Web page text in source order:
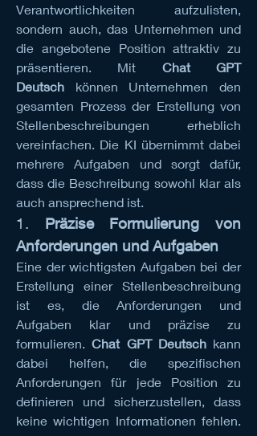
Verantwortlichkeiten aufzulisten,
sondern auch, das Unternehmen und
die angebotene Position attraktiv zu
präsentieren. Mit Chat GPT
Deutsch können Unternehmen den
gesamten Prozess der Erstellung von
Stellenbeschreibungen erheblich
vereinfachen. Die KI übernimmt dabei
mehrere Aufgaben und sorgt dafür,
dass die Beschreibung sowohl klar als
auch ansprechend ist.
1. Präzise Formulierung von
Anforderungen und Aufgaben
Eine der wichtigsten Aufgaben bei der
Erstellung einer Stellenbeschreibung
ist es, die Anforderungen und
Aufgaben klar und präzise zu
formulieren. Chat GPT Deutsch kann
dabei helfen, die spezifischen
Anforderungen für jede Position zu
definieren und sicherzustellen, dass
keine wichtigen Informationen fehlen.